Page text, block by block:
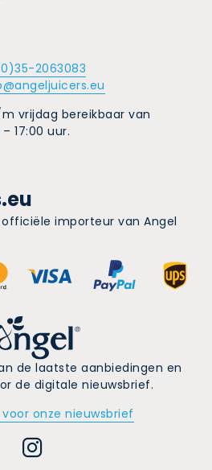
2063083
vrijdag bereikbaar van
17:00 uur.
importeur van Angel
de laatste aanbiedingen en
de digitale nieuwsbrief.
onze nieuwsbrief